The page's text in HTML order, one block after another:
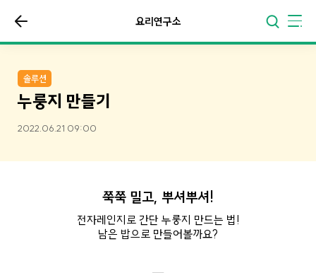
요리연구소
솔루션
누룽지 만들기
2022.06.21 09:00
쭉쭉 밀고, 뿌셔뿌셔!
전자레인지로 간단 누룽지 만드는 법!
남은 밥으로 만들어볼까요?